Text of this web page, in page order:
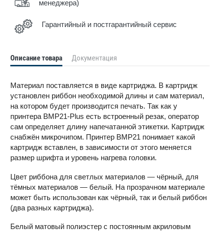
менеджера)
Гарантийный и постгарантийный сервис
Описание товара Документация
Материал поставляется в виде картриджа. В картридж
установлен риббон необходимой длины и сам материал,
на котором будет производится печать. Так как у
принтера BMP21-Plus есть встроенный резак, оператор
сам определяет длину напечатанной этикетки. Картридж
снабжён микрочипом. Принтер BMP21 понимает какой
картридж вставлен, в зависимости от этого меняется
размер шрифта и уровень нагрева головки.
Цвет риббона для светлых материалов — чёрный, для
тёмных материалов — белый. На прозрачном материале
может быть использован как чёрный, так и белый риббон
(два разных картриджа).
Белый матовый полиэстер с постоянным акриловым